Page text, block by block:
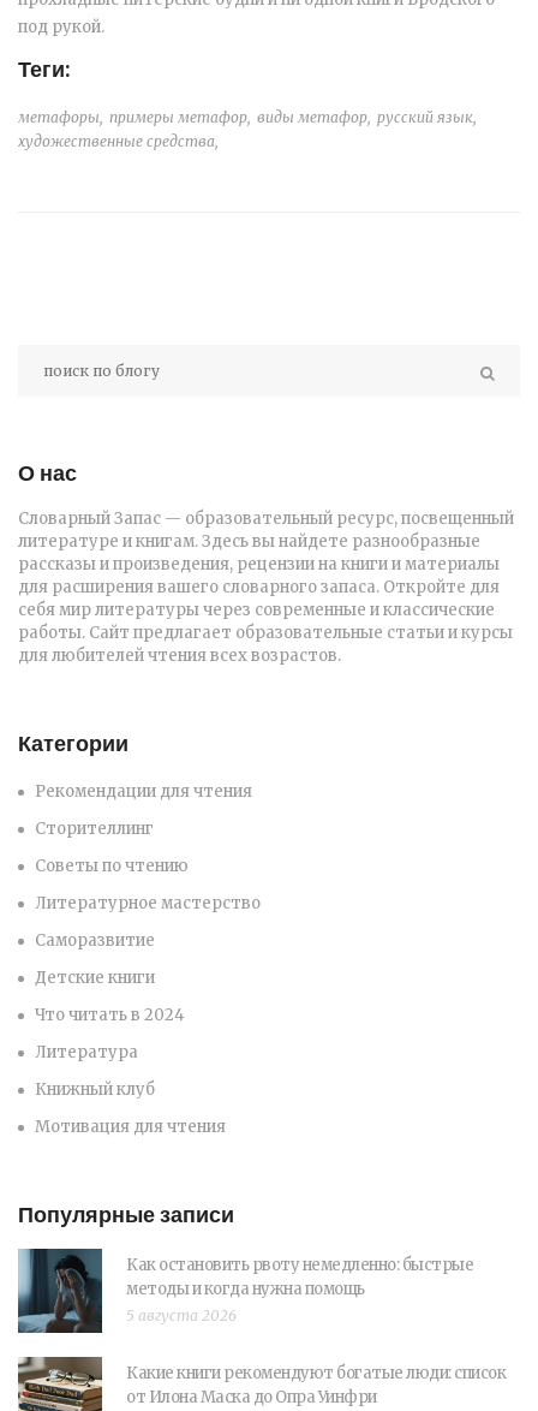
под рукой.
Теги:
метафоры, примеры метафор, виды метафор, русский язык,
художественные средства,
О нас
Словарный Запас — образовательный ресурс, посвещенный
литературе и книгам. Здесь вы найдете разнообразные
рассказы и произведения, рецензии на книги и материалы
для расширения вашего словарного запаса. Откройте для
себя мир литературы через современные и классические
работы. Сайт предлагает образовательные статьи и курсы
для любителей чтения всех возрастов.
Категории
Рекомендации для чтения
Сторителлинг
Советы по чтению
Литературное мастерство
Саморазвитие
Детские книги
Что читать в 2024
Литература
Книжный клуб
Мотивация для чтения
Популярные записи
Как остановить рвоту немедленно: быстрые
методы и когда нужна помощь
5 августа 2026
Какие книги рекомендуют богатые люди: список
от Илона Маска до Опра Уинфри